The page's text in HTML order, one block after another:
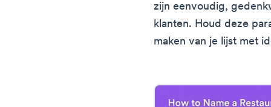
zijn eenvoudig,
klanten. Houd deze
maken van je lijst met